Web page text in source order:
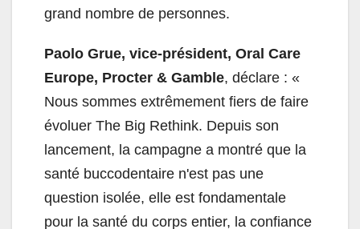
grand nombre de personnes.
Paolo Grue, vice-président, Oral Care
Europe, Procter & Gamble, déclare : «
Nous sommes extrêmement fiers de faire
évoluer The Big Rethink. Depuis son
lancement, la campagne a montré que la
santé buccodentaire n'est pas une
question isolée, elle est fondamentale
pour la santé du corps entier, la confiance